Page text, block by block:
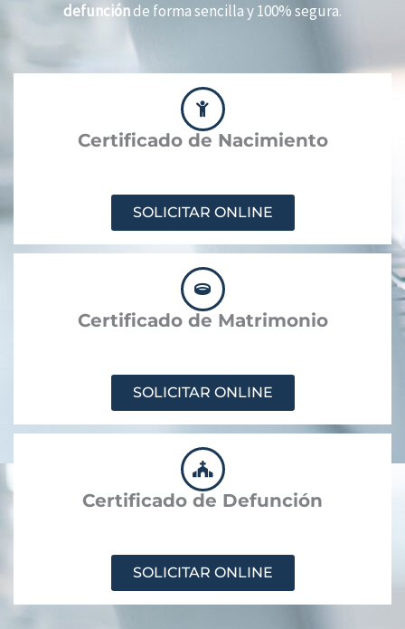
defunciónde forma sencilla y 100% segura.
Certificado de Nacimiento
SOLICITAR ONLINE
Certificado de Matrimonio
SOLICITAR ONLINE
Certificado de Defunción
SOLICITAR ONLINE